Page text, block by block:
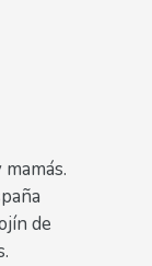
de